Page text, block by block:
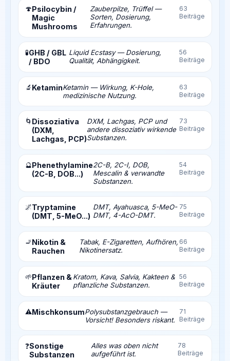
🍄Psilocybin /
Magic
Mushrooms
Zauberpilze, Trüffel —
Sorten, Dosierung,
Erfahrungen.
63
Beiträge
🧪GHB / GBL
/ BDO
Liquid Ecstasy — Dosierung,
Qualität, Abhängigkeit.
56
Beiträge
🔬 KetaminKetamin — Wirkung, K-Hole,
medizinische Nutzung.
63
Beiträge
🌀 Dissoziativa
(DXM,
Lachgas, PCP)
DXM, Lachgas, PCP und
andere dissoziativ wirkende
Substanzen.
73
Beiträge
🔮Phenethylamine
(2C-B, DOB...)
2C-B, 2C-I, DOB,
Mescalin & verwandte
Substanzen.
54
Beiträge
🌌Tryptamine
(DMT, 5-MeO...)
DMT, Ayahuasca, 5-MeO-
DMT, 4-AcO-DMT.
75
Beiträge
🚬Nikotin &
Rauchen
Tabak, E-Zigaretten, Aufhören,
Nikotinersatz.
66
Beiträge
🌱Pflanzen &
Kräuter
Kratom, Kava, Salvia, Kakteen &
pflanzliche Substanzen.
56
Beiträge
⚠️MischkonsumPolysubstanzgebrauch —
Vorsicht! Besonders riskant.
71
Beiträge
❓Sonstige
Substanzen
Alles was oben nicht
aufgeführt ist.
78
Beiträge